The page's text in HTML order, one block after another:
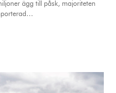
ägg till påsk, majoriteten